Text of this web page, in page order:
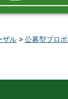
ザル > 公募型プロ